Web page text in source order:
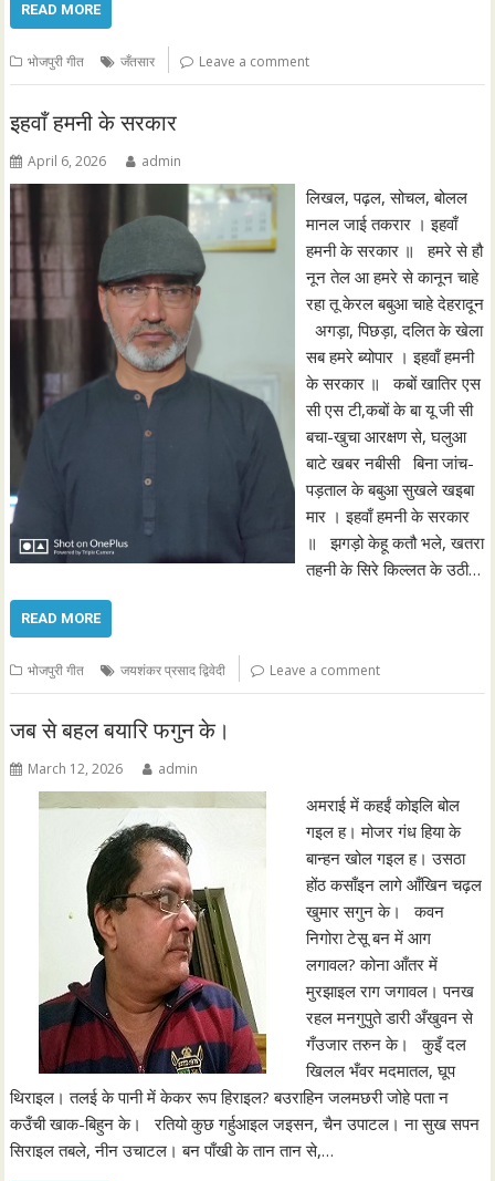
READ MORE
भोजपुरी गीत जँतसार Leave a comment
इहवाँ हमनी के सरकार
April 6, 2026 admin
लिखल, पढ़ल, सोचल, बोलल
मानल जाई तकरार । इहवाँ
हमनी के सरकार ॥ हमरे से हौ
नून तेल आ हमरे से कानून चाहे
रहा तू केरल बबुआ चाहे देहरादून
अगड़ा, पिछड़ा, दलित के खेला
सब हमरे ब्योपार । इहवाँ हमनी
के सरकार ॥ कबों खातिर एस
सी एस टी,कबों के बा यू जी सी
बचा-खुचा आरक्षण से, घलुआ
बाटे खबर नबीसी बिना जांच-
पड़ताल के बबुआ सुखले खइबा
मार । इहवाँ हमनी के सरकार
॥ झगड़ो केहू कतौ भले, खतरा
तहनी के सिरे किल्लत के उठी…
READ MORE
भोजपुरी गीत जयशंकर प्रसाद द्विवेदी Leave a comment
जब से बहल बयारि फगुन के।
March 12, 2026 admin
अमराई में कहईं कोइलि बोल
गइल ह। मोजर गंध हिया के
बान्हन खोल गइल ह। उसठा
होंठ कसाँइन लागे आँखिन चढ़ल
खुमार सगुन के। कवन
निगोरा टेसू बन में आग
लगावल? कोना आँतर में
मुरझाइल राग जगावल। पनख
रहल मनगुपुते डारी अँखुवन से
गँउजार तरुन के। कुइँ दल
खिलल भँवर मदमातल, घूप
थिराइल। तलई के पानी में केकर रूप हिराइल? बउराहिन जलमछरी जोहे पता न
कउँची खाक-बिहुन के। रतियो कुछ गर्हुआइल जइसन, चैन उपाटल। ना सुख सपन
सिराइल तबले, नीन उचाटल। बन पाँखी के तान तान से,…